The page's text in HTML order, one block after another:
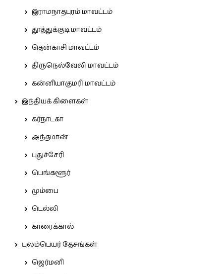
இராமநாதபுரம் மாவட்டம்
தூத்துக்குடி மாவட்டம்
தென்காசி மாவட்டம்
திருநெல்வேலி மாவட்டம்
கன்னியாகுமரி மாவட்டம்
இந்தியக் கிளைகள்
கர்நாடகா
அந்தமான்
புதுச்சேரி
பெங்களூர்
மும்பை
டெல்லி
காரைக்கால்
புலம்பெயர் தேசங்கள்
ஜெர்மனி